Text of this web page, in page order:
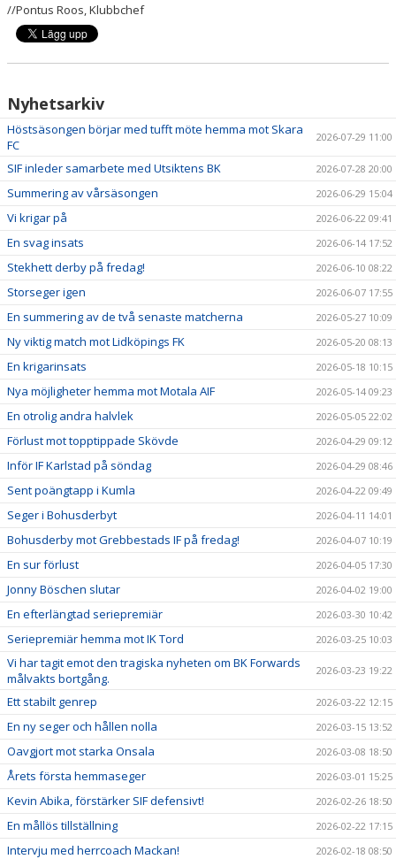
//Pontus Roos, Klubbchef
Nyhetsarkiv
Höstsäsongen börjar med tufft möte hemma mot Skara
FC
2026-07-29 11:00
SIF inleder samarbete med Utsiktens BK 2026-07-28 20:00
Summering av vårsäsongen 2026-06-29 15:04
Vi krigar på 2026-06-22 09:41
En svag insats 2026-06-14 17:52
Stekhett derby på fredag! 2026-06-10 08:22
Storseger igen 2026-06-07 17:55
En summering av de två senaste matcherna 2026-05-27 10:09
Ny viktig match mot Lidköpings FK 2026-05-20 08:13
En krigarinsats 2026-05-18 10:15
Nya möjligheter hemma mot Motala AIF 2026-05-14 09:23
En otrolig andra halvlek 2026-05-05 22:02
Förlust mot topptippade Skövde 2026-04-29 09:12
Inför IF Karlstad på söndag 2026-04-29 08:46
Sent poängtapp i Kumla 2026-04-22 09:49
Seger i Bohusderbyt 2026-04-11 14:01
Bohusderby mot Grebbestads IF på fredag! 2026-04-07 10:19
En sur förlust 2026-04-05 17:30
Jonny Böschen slutar 2026-04-02 19:00
En efterlängtad seriepremiär 2026-03-30 10:42
Seriepremiär hemma mot IK Tord 2026-03-25 10:03
Vi har tagit emot den tragiska nyheten om BK Forwards
målvakts bortgång.
2026-03-23 19:22
Ett stabilt genrep 2026-03-22 12:15
En ny seger och hållen nolla 2026-03-15 13:52
Oavgjort mot starka Onsala 2026-03-08 18:50
Årets första hemmaseger 2026-03-01 15:25
Kevin Abika, förstärker SIF defensivt! 2026-02-26 18:50
En mållös tillställning 2026-02-22 17:15
Intervju med herrcoach Mackan! 2026-02-18 08:50